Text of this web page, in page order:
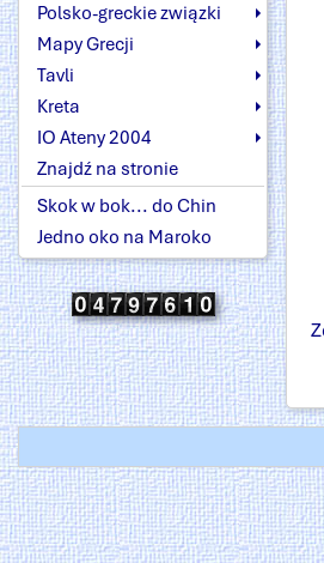
Polsko-greckie związki
Mapy Grecji
Tavli
Kreta
IO Ateny 2004
Znajdź na stronie
Skok w bok... do Chin
Jedno oko na Maroko